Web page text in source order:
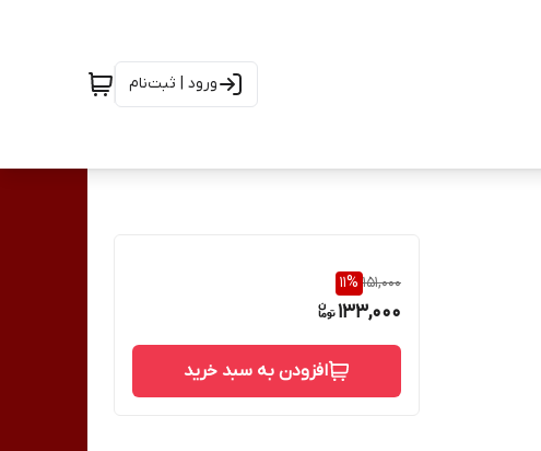
ورود | ثبت‌نام
151,000
11%
133,000
افزودن به سبد خرید